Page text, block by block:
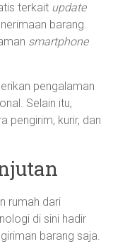
terkait update
barang.
smartphone
pengalaman
Selain itu,
pengirim, kurir, dan
rumah dari
di sini hadir
barang saja.